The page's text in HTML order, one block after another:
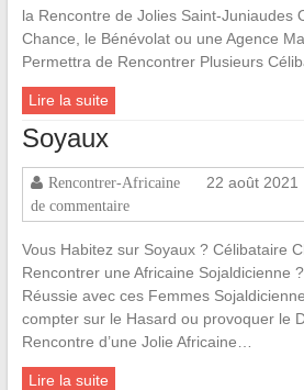
la Rencontre de Jolies Saint-Juniaudes
Chance, le Bénévolat ou une Agence
Permettra de Rencontrer Plusieurs
Lire la suite
Soyaux
Rencontrer-Africaine 22 août 2021
de commentaire
Vous Habitez sur Soyaux ? Célibataire
Rencontrer une Africaine Sojaldicienne
Réussie avec ces Femmes
compter sur le Hasard ou provoquer le
Rencontre d’une Jolie Africaine…
Lire la suite